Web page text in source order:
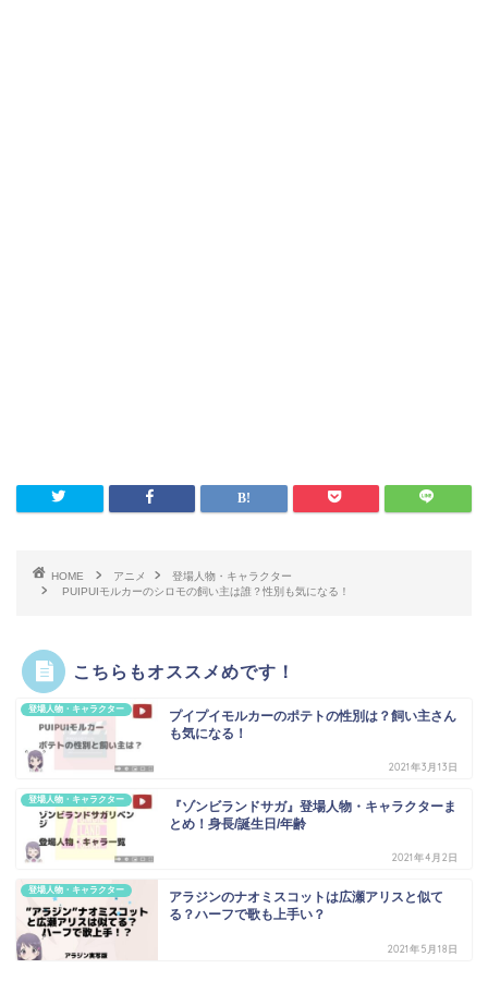
HOME アニメ
登場人物・キャラクター
PUIPUIモルカーのシロモの飼い主は誰？性別も気になる！
こちらもオススメめです！
登場人物・キャラクター
プイプイモルカーのポテトの性別は？飼い主さん
も気になる！
2021年3月13日
登場人物・キャラクター
『ゾンビランドサガ』登場人物・キャラクターま
とめ！身長/誕生日/年齢
2021年4月2日
登場人物・キャラクター
アラジンのナオミスコットは広瀬アリスと似て
る？ハーフで歌も上手い？
2021年5月18日